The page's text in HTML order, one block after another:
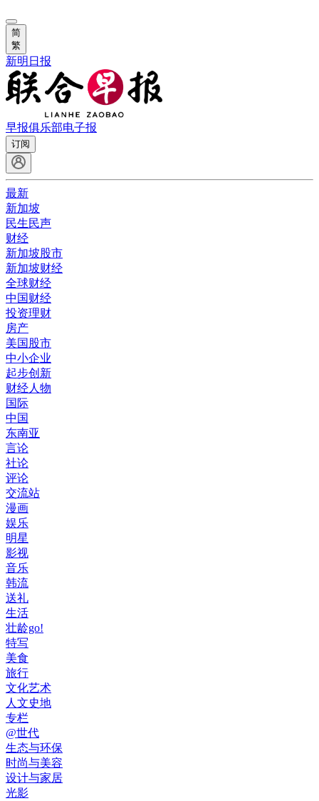
简
繁
新明日报
早报俱乐部电子报
订阅
最新
新加坡
民生民声
财经
新加坡股市
新加坡财经
全球财经
中国财经
投资理财
房产
美国股市
中小企业
起步创新
财经人物
国际
中国
东南亚
言论
社论
评论
交流站
漫画
娱乐
明星
影视
音乐
韩流
送礼
生活
壮龄go!
特写
美食
旅行
文化艺术
人文史地
专栏
@世代
生态与环保
时尚与美容
设计与家居
光影